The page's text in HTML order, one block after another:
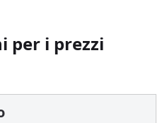
per i prezzi